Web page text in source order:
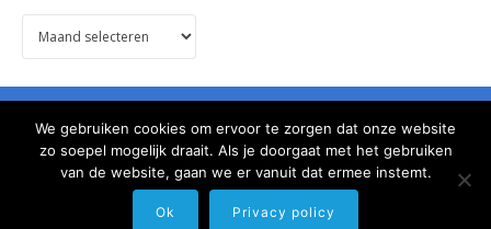
Informatie Gebruiksvoorwaarden Links
Help
Contact
We gebruiken cookies om ervoor te zorgen dat onze website
zo soepel mogelijk draait. Als je doorgaat met het gebruiken
van de website, gaan we er vanuit dat ermee instemt.
Ok Privacy policy